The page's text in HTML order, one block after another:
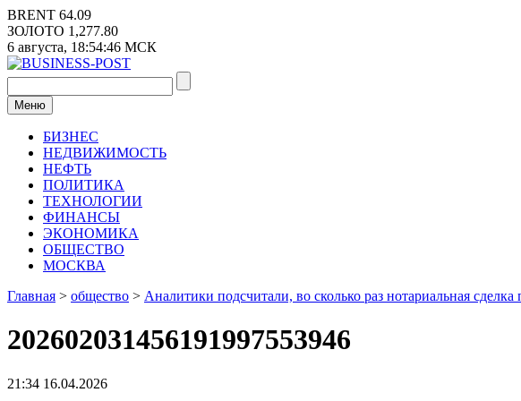
Перейти
к
содержимому
BRENT 64.09
ЗОЛОТО 1,277.80
6 августа, 18:54:47 МСК
Меню
БИЗНЕС
НЕДВИЖИМОСТЬ
НЕФТЬ
ПОЛИТИКА
ТЕХНОЛОГИИ
ФИНАНСЫ
ЭКОНОМИКА
ОБЩЕСТВО
МОСКВА
Главная > общество > Аналитики подсчитали, во сколько раз нотариальная
202602031456191997553946
21:34 16.04.2026